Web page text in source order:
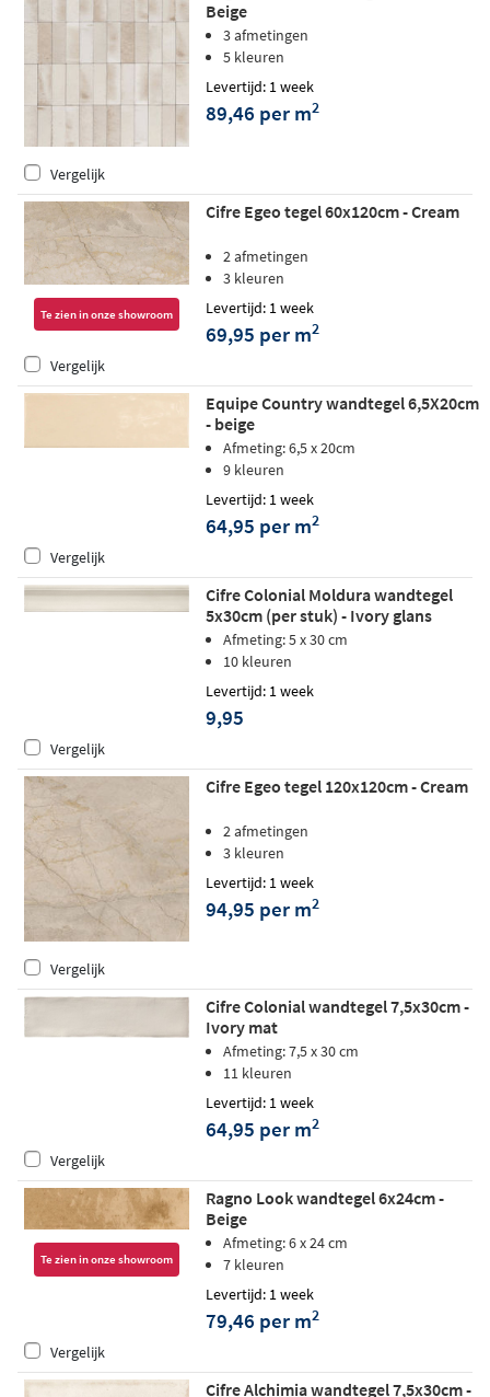
Beige
3 afmetingen
5 kleuren
Levertijd: 1 week
89,46 per m2
Vergelijk
Te zien in onze showroom
Cifre Egeo tegel 60x120cm - Cream
2 afmetingen
3 kleuren
Levertijd: 1 week
69,95 per m2
Vergelijk
Equipe Country wandtegel 6,5X20cm
- beige
Afmeting: 6,5 x 20cm
9 kleuren
Levertijd: 1 week
64,95 per m2
Vergelijk
Cifre Colonial Moldura wandtegel
5x30cm (per stuk) - Ivory glans
Afmeting: 5 x 30 cm
10 kleuren
Levertijd: 1 week
9,95
Vergelijk
Cifre Egeo tegel 120x120cm - Cream
2 afmetingen
3 kleuren
Levertijd: 1 week
94,95 per m2
Vergelijk
Cifre Colonial wandtegel 7,5x30cm -
Ivory mat
Afmeting: 7,5 x 30 cm
11 kleuren
Levertijd: 1 week
64,95 per m2
Vergelijk
Te zien in onze showroom
Ragno Look wandtegel 6x24cm -
Beige
Afmeting: 6 x 24 cm
7 kleuren
Levertijd: 1 week
79,46 per m2
Vergelijk
Cifre Alchimia wandtegel 7,5x30cm -